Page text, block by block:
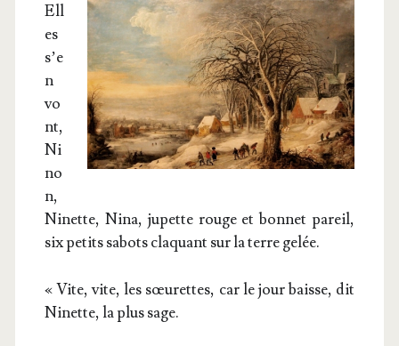
Ell
es
s’e
n
vo
nt,
Ni
no
n,
Ninette, Nina, jupette rouge et bon­net pareil,
six petits sabots cla­quant sur la terre gelée.
« Vite, vite, les sœu­rettes, car le jour baisse, dit
Ninette, la plus sage.